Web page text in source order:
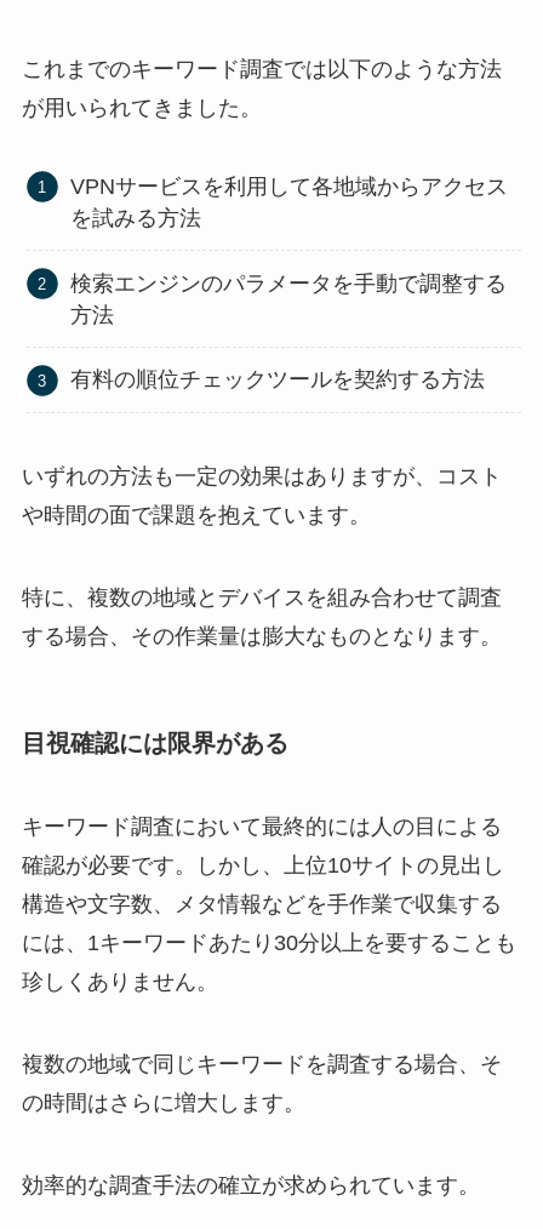
これまでのキーワード調査では以下のような方法
が用いられてきました。
VPNサービスを利用して各地域からアクセス
を試みる方法
検索エンジンのパラメータを手動で調整する
方法
有料の順位チェックツールを契約する方法
いずれの方法も一定の効果はありますが、コスト
や時間の面で課題を抱えています。
特に、複数の地域とデバイスを組み合わせて調査
する場合、その作業量は膨大なものとなります。
目視確認には限界がある
キーワード調査において最終的には人の目による
確認が必要です。しかし、上位10サイトの見出し
構造や文字数、メタ情報などを手作業で収集する
には、1キーワードあたり30分以上を要することも
珍しくありません。
複数の地域で同じキーワードを調査する場合、そ
の時間はさらに増大します。
効率的な調査手法の確立が求められています。